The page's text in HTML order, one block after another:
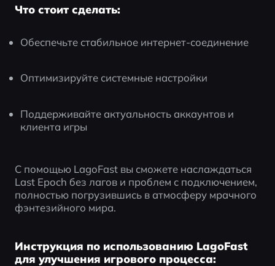
Что стоит сделать:
Обеспечьте стабильное интернет-соединение
Оптимизируйте системные настройки
Поддерживайте актуальность аккаунтов и
клиента игры
С помощью LagoFast вы сможете наслаждаться
Last Epoch без лагов и проблем с подключением,
полностью погрузившись в атмосферу мрачного
фэнтезийного мира.
Инструкция по использованию LagoFast
для улучшения игрового процесса: